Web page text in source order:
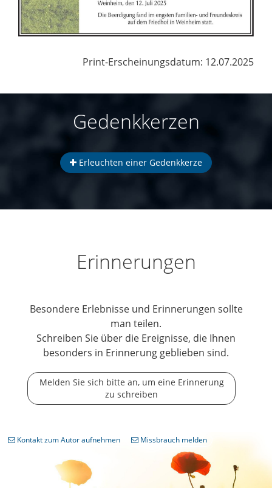
Print-Erscheinungsdatum: 12.07.2025
Gedenkkerzen
Erleuchten einer Gedenkkerze
Erinnerungen
Besondere Erlebnisse und Erinnerungen sollte
man teilen.
Schreiben Sie über die Ereignisse, die Ihnen
besonders in Erinnerung geblieben sind.
Melden Sie sich bitte an, um eine Erinnerung
zu schreiben
Kontakt zum Autor aufnehmen Missbrauch melden